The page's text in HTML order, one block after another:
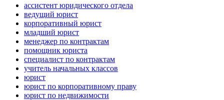
ассистент юридического отдела
ведущий юрист
корпоративный юрист
младший юрист
менеджер по контрактам
помощник юриста
специалист по контрактам
учитель начальных классов
юрист
юрист по корпоративному праву
юрист по недвижимости